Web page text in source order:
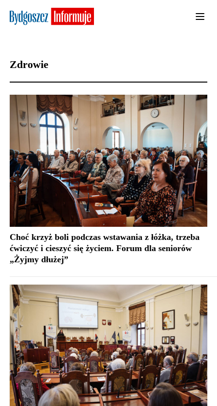
Zdrowie
Choć krzyż boli podczas wstawania z łóżka, trzeba
ćwiczyć i cieszyć się życiem. Forum dla seniorów
„Żyjmy dłużej”